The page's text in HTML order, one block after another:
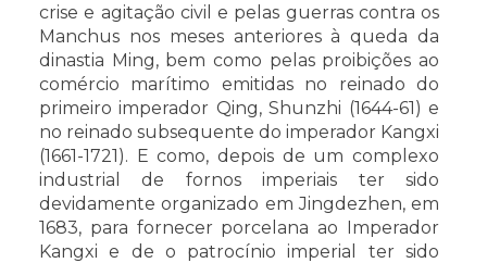
crise e agitação civil e pelas guerras contra os
Manchus nos meses anteriores à queda da
dinastia Ming, bem como pelas proibições ao
comércio marítimo emitidas no reinado do
primeiro imperador Qing, Shunzhi (1644-61) e
no reinado subsequente do imperador Kangxi
(1661-1721). E como, depois de um complexo
industrial de fornos imperiais ter sido
devidamente organizado em Jingdezhen, em
1683, para fornecer porcelana ao Imperador
Kangxi e de o patrocínio imperial ter sido